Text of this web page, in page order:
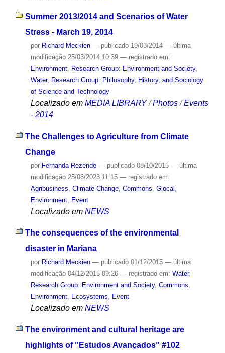
Summer 2013/2014 and Scenarios of Water
Stress - March 19, 2014
por Richard Meckien — publicado19/03/2014 — última
modificação25/03/2014 10:39 — registrado em:
Environment, Research Group: Environment and Society,
Water, Research Group: Philosophy, History, and Sociology
of Science and Technology
Localizado em MEDIA LIBRARY /Photos /Events
- 2014
The Challenges to Agriculture from Climate
Change
por Fernanda Rezende — publicado08/10/2015 — última
modificação25/08/2023 11:15 — registrado em:
Agribusiness Climate Change, Commons Glocal
Environment, Event
Localizado em NEWS
The consequences of the environmental
disaster in Mariana
por Richard Meckien — publicado01/12/2015 — última
modificação04/12/2015 09:26 — registrado em: Water,
Research Group: Environment and Society, Commons,
Environment, Ecosystems, Event
Localizado em NEWS
The environment and cultural heritage are
highlights of "Estudos Avançados" #102